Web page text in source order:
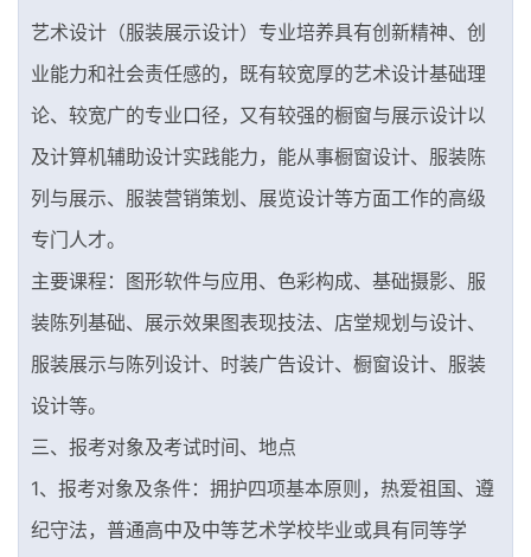
艺术设计（服装展示设计）专业培养具有创新精神、创
业能力和社会责任感的，既有较宽厚的艺术设计基础理
论、较宽广的专业口径，又有较强的橱窗与展示设计以
及计算机辅助设计实践能力，能从事橱窗设计、服装陈
列与展示、服装营销策划、展览设计等方面工作的高级
专门人才。
主要课程：图形软件与应用、色彩构成、基础摄影、服
装陈列基础、展示效果图表现技法、店堂规划与设计、
服装展示与陈列设计、时装广告设计、橱窗设计、服装
设计等。
三、报考对象及考试时间、地点
1、报考对象及条件：拥护四项基本原则，热爱祖国、遵
纪守法，普通高中及中等艺术学校毕业或具有同等学